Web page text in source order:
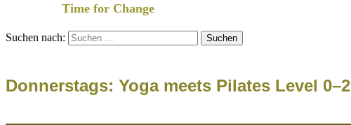
Time for Change
Suchen nach:
Donnerstags: Yoga meets Pilates Level 0–2